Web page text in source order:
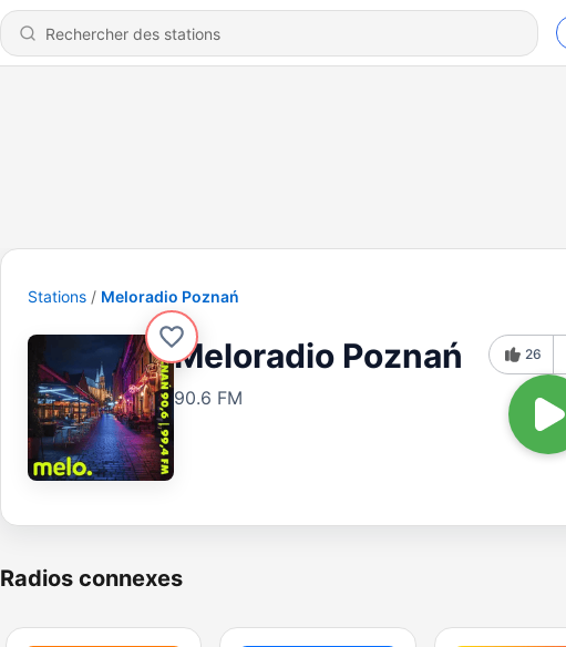
Stations Meloradio Poznań
Meloradio Poznań
90.6 FM
26
Radios connexes